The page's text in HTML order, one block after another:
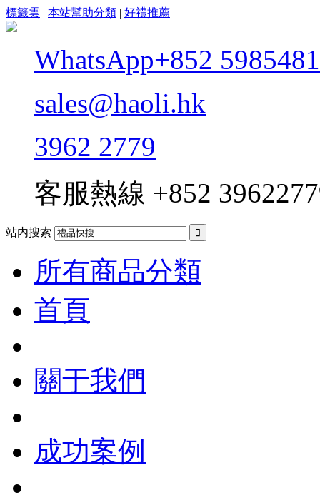
標籤雲 | 本站幫助分類 | 好禮推薦 |
WhatsApp+852
sales@haoli.hk
3962 2779
客服熱線 +852
站内搜索 
所有商品分類
首頁
關于我們
成功案例